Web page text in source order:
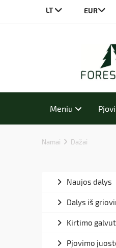
LT
Meniu
Namai Dažai
Naujos dalys
Dalys iš
Kirtimo
Pjovimo